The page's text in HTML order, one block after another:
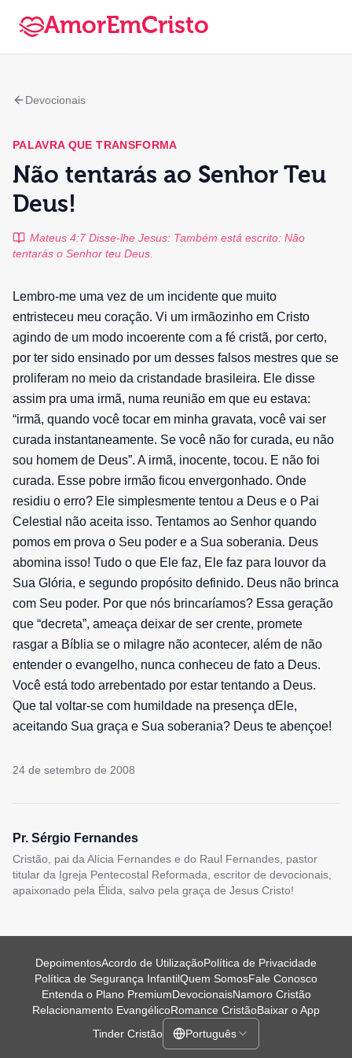
AmorEmCristo
Devocionais
PALAVRA QUE TRANSFORMA
Não tentarás ao Senhor Teu
Deus!
Mateus 4:7 Disse-lhe Jesus: Também está escrito: Não
tentarás o Senhor teu Deus.
Lembro-me uma vez de um incidente que muito
entristeceu meu coração. Vi um irmãozinho em Cristo
agindo de um modo incoerente com a fé cristã, por certo,
por ter sido ensinado por um desses falsos mestres que se
proliferam no meio da cristandade brasileira. Ele disse
assim pra uma irmã, numa reunião em que eu estava:
“irmã, quando você tocar em minha gravata, você vai ser
curada instantaneamente. Se você não for curada, eu não
sou homem de Deus”. A irmã, inocente, tocou. E não foi
curada. Esse pobre irmão ficou envergonhado. Onde
residiu o erro? Ele simplesmente tentou a Deus e o Pai
Celestial não aceita isso. Tentamos ao Senhor quando
pomos em prova o Seu poder e a Sua soberania. Deus
abomina isso! Tudo o que Ele faz, Ele faz para louvor da
Sua Glória, e segundo propósito definido. Deus não brinca
com Seu poder. Por que nós brincaríamos? Essa geração
que “decreta”, ameaça deixar de ser crente, promete
rasgar a Bíblia se o milagre não acontecer, além de não
entender o evangelho, nunca conheceu de fato a Deus.
Você está todo arrebentado por estar tentando a Deus.
Que tal voltar-se com humildade na presença dEle,
aceitando Sua graça e Sua soberania? Deus te abençoe!
24 de setembro de 2008
Pr. Sérgio Fernandes
Cristão, pai da Alícia Fernandes e do Raul Fernandes, pastor
titular da Igreja Pentecostal Reformada, escritor de devocionais,
apaixonado pela Élida, salvo pela graça de Jesus Cristo!
DepoimentosAcordo de UtilizaçãoPolítica de Privacidade
Política de Segurança InfantilQuem SomosFale Conosco
Entenda o Plano PremiumDevocionaisNamoro Cristão
Relacionamento EvangélicoRomance CristãoBaixar o App
Tinder Cristão
Português